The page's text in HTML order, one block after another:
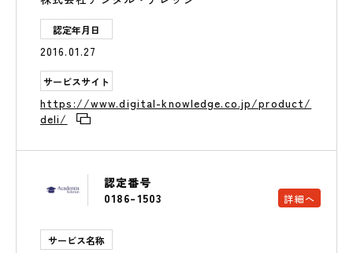
認定年月日
2016.01.27
サービスサイト
https://www.digital-knowledge.co.jp/product/
deli/
認定番号
0186-1503
サービス名称
詳細へ